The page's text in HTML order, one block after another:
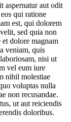
aspernatur aut odit
qui ratione
est, qui dolorem
sed quia non
dolore magnam
veniam, quis
nisi ut
vel eum iure
nihil molestiae
voluptas nulla
non recusandae.
ut aut reiciendis
doloribus.